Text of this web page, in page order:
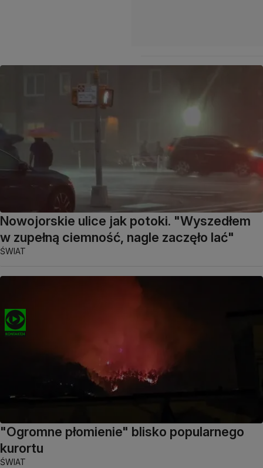
Nowojorskie ulice jak potoki. "Wyszedłem
w zupełną ciemność, nagle zaczęło lać"
ŚWIAT
"Ogromne płomienie" blisko popularnego
kurortu
ŚWIAT